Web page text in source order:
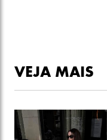
VEJA MAIS